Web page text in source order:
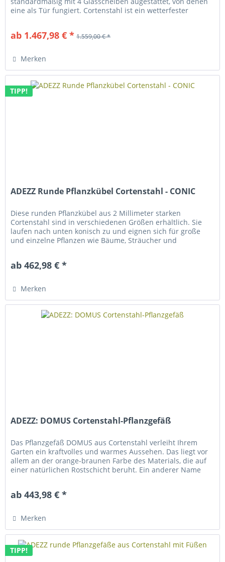
eine als Tür fungiert. Cortenstahl ist ein wetterfester
ab 1.467,98 € * 1.559,00 € *
Merken
TIPP!
ADEZZ Runde Pflanzkübel Cortenstahl - CONIC
Diese runden Pflanzkübel aus 2 Millimeter starken
Cortenstahl sind in verschiedenen Größen erhältlich. Sie
laufen nach unten konisch zu und eignen sich für große
und einzelne Pflanzen wie Bäume, Sträucher und
ab 462,98 € *
Merken
ADEZZ: DOMUS Cortenstahl-Pflanzgefäß
Das Pflanzgefäß DOMUS aus Cortenstahl verleiht Ihrem
Garten ein kraftvolles und warmes Aussehen. Das liegt vor
allem an der orange-braunen Farbe des Materials, die auf
einer natürlichen Rostschicht beruht. Ein anderer Name
ab 443,98 € *
Merken
TIPP!